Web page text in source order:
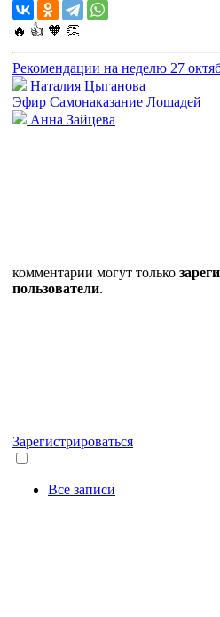
🔥 👍 🧡 👏
Рекомендации на неделю 27
Наталия Цыганова
Эфир Самонаказание Лошадей
Анна Зайцева
комментарии могут только
пользователи.
Зарегистрироваться
Все записи